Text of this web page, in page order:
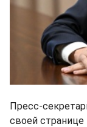
Пресс-
своей странице